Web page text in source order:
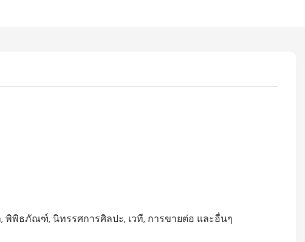
พิพิธภัณฑ์, นิทรรศการศิลปะ, เวที, การขายต่อ และอื่นๆ